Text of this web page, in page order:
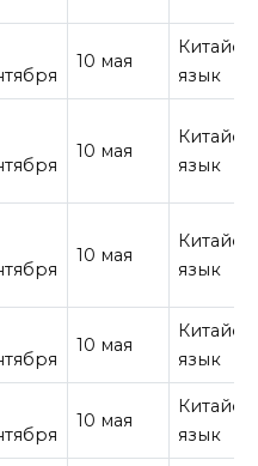
10 мая
язык
10 мая
язык
10 мая
язык
10 мая
язык
10 мая
язык